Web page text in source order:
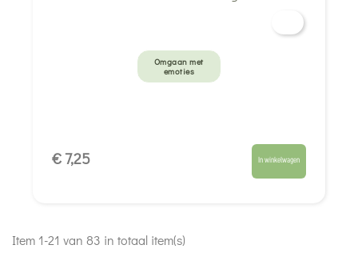
Omgaan met
emoties
€ 7,25 In winkelwagen
Item 1-21 van 83 in totaal item(s)